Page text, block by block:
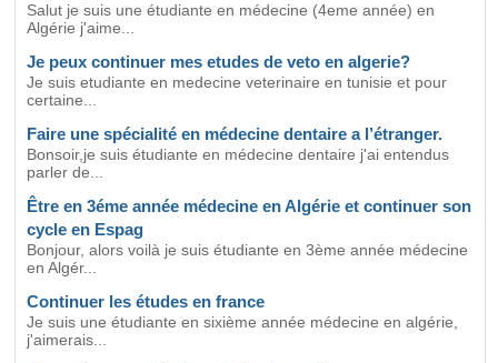
Salut je suis une étudiante en médecine (4eme année) en
Algérie j'aime...
Je peux continuer mes etudes de veto en algerie?
Je suis etudiante en medecine veterinaire en tunisie et pour
certaine...
Faire une spécialité en médecine dentaire a l’étranger.
Bonsoir,je suis étudiante en médecine dentaire j'ai entendus
parler de...
Être en 3éme année médecine en Algérie et continuer son
cycle en Espag
Bonjour, alors voilà je suis étudiante en 3ème année médecine
en Algér...
Continuer les études en france
Je suis une étudiante en sixième année médecine en algérie,
j'aimerais...